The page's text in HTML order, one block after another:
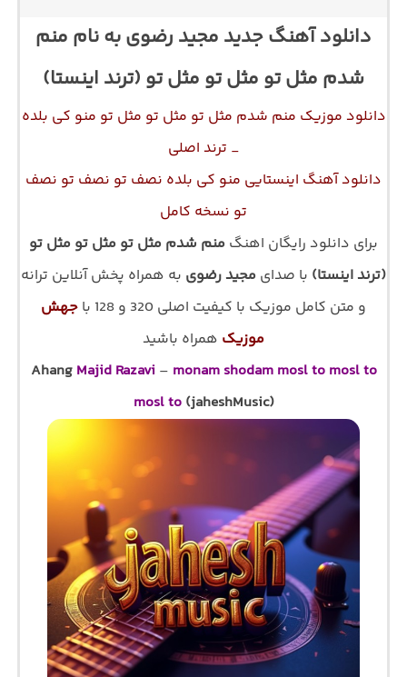
دانلود آهنگ جدید مجید رضوی به نام منم
شدم مثل تو مثل تو مثل تو (ترند اینستا)
دانلود موزیک منم شدم مثل تو مثل تو مثل تو منو کی بلده
_ ترند اصلی
دانلود آهنگ اینستایی منو کی بلده نصف تو نصف تو نصف
تو نسخه کامل
برای دانلود رایگان اهنگ منم شدم مثل تو مثل تو مثل تو
(ترند اینستا) با صدای مجید رضوی به همراه پخش آنلاین ترانه
و متن کامل موزیک با کیفیت اصلی 320 و 128 با
جهش
موزیک همراه باشید
Ahang Majid Razavi – monam shodam mosl to mosl to
mosl to(jaheshMusic)